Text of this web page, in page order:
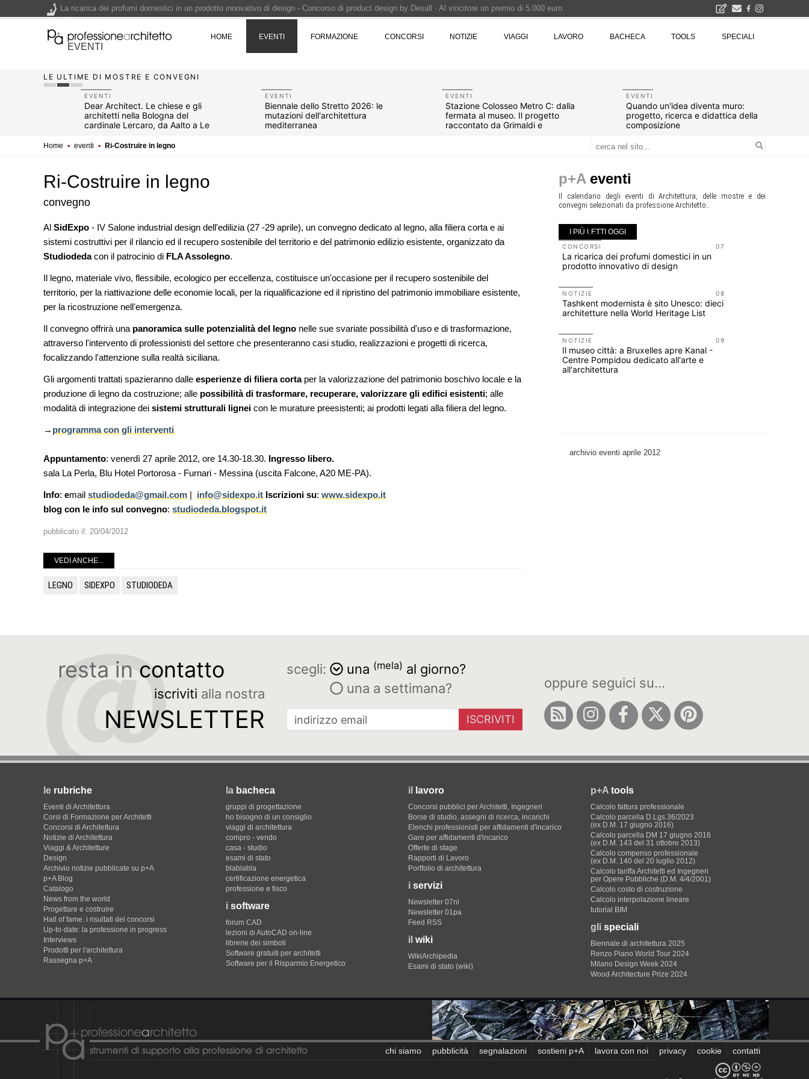
EVENTI
HOME EVENTI FORMAZIONE CONCORSI NOTIZIE VIAGGI LAVORO BACHECA TOOLS SPECIALI
LE ULTIME DI MOSTRE E CONVEGNI
EVENTI
Dear Architect. Le chiese e gli
architetti nella Bologna del
cardinale Lercaro, da Aalto a Le
Vaccaro
EVENTI
Biennale dello Stretto 2026: le
mutazioni dell'architettura
mediterranea
EVENTI
Stazione Colosseo Metro C: dalla
fermata al museo. Il progetto
raccontato da Grimaldi e
EVENTI
Quando un'idea diventa muro:
progetto, ricerca e didattica della
composizione
Home ▪ eventi ▪ Ri-Costruire in legno
Ri-Costruire in legno
convegno
Al SidExpo - IV Salone industrial design dell'edilizia (27 -29 aprile), un convegno dedicato al legno, alla filiera corta e ai
sistemi costruttivi per il rilancio ed il recupero sostenibile del territorio e del patrimonio edilizio esistente, organizzato da
Studiodedacon il patrocinio di FLA Assolegno.
Il legno, materiale vivo, flessibile, ecologico per eccellenza, costituisce un'occasione per il recupero sostenibile del
territorio, per la riattivazione delle economie locali, per la riqualificazione ed il ripristino del patrimonio immobiliare esistente,
per la ricostruzione nell'emergenza.
Il convegno offrirà una panoramica sulle potenzialità del legno nelle sue svariate possibilità d'uso e di trasformazione,
attraverso l'intervento di professionisti del settore che presenteranno casi studio, realizzazioni e progetti di ricerca,
focalizzando l'attenzione sulla realtà siciliana.
Gli argomenti trattati spazieranno dalle esperienze di filiera cortaper la valorizzazione del patrimonio boschivo locale e la
produzione di legno da costruzione; alle possibilità di trasformare, recuperare, valorizzare gli edifici esistenti; alle
modalità di integrazione dei sistemi strutturali lignei con le murature preesistenti; ai prodotti legati alla filiera del legno.
→ programma con gli interventi
Appuntamento: venerdì 27 aprile 2012, ore 14.30-18.30. Ingresso libero.
sala La Perla, Blu Hotel Portorosa - Furnari - Messina (uscita Falcone, A20 ME-PA).
Info: email studiodeda@gmail.com | info@sidexpo.it Iscrizioni su: www.sidexpo.it
blog con le info sul convegno: studiodeda.blogspot.it
pubblicato il: 20/04/2012
VEDI ANCHE...
LEGNO SIDEXPO STUDIODEDA
p+A eventi
Il calendario degli eventi di Architettura, delle mostre e dei
convegni selezionati da professione Architetto..
I PIÙ LETTI OGGI
10
è legge, le novità
11
lungo l'Italia: tre
12
è fermo
01
NOTIZIE
Il lungomare di Nicotera si tinge di giallo:
progettazione
Città Osmotiche: la rigenerazione urbana
attraverso suoli permeabili, gestione
dell'acqua e resilienza climatica
CONCORSI
Villammare
UP-TO-DATE
tirocini ed equo compenso
UP-TO-DATE
di architettura
07
CONCORSI
La ricarica dei profumi domestici in un
prodotto innovativo di design
08
NOTIZIE
Tashkent modernista è sito Unesco: dieci
architetture nella World Heritage List
09
NOTIZIE
Il museo città: a Bruxelles apre Kanal -
Centre Pompidou dedicato all'arte e
all'architettura
archivio eventi aprile 2012
resta in contatto
iscriviti alla nostra
NEWSLETTER
scegli: una (mela) al giorno?
una a settimana?
ISCRIVITI
oppure seguici su...
le rubriche
Eventi di Architettura
Corsi di Formazione per Architetti
Concorsi di Architettura
Notizie di Architettura
Viaggi & Architetture
Design
Archivio notizie pubblicate su p+A
p+A Blog
Catalogo
News from the world
Progettare e costruire
Hall of fame. i risultati dei concorsi
Up-to-date: la professione in progress
Interviews
Prodotti per l'architettura
Rassegna p+A
la bacheca
gruppi di progettazione
ho bisogno di un consiglio
viaggi di architettura
compro - vendo
casa - studio
esami di stato
blablabla
certificazione energetica
professione e fisco
i software
forum CAD
lezioni di AutoCAD on-line
librerie dei simboli
Software gratuiti per architetti
Software per il Risparmio Energetico
il lavoro
Concorsi pubblici per Architetti, Ingegneri
Borse di studio, assegni di ricerca, incarichi
Elenchi professionisti per affidamenti d'incarico
Gare per affidamenti d'incarico
Offerte di stage
Rapporti di Lavoro
Portfolio di architettura
i servizi
Newsletter 07nl
Newsletter 01pa
Feed RSS
il wiki
WikiArchipedia
Esami di stato (wiki)
p+A tools
Calcolo fattura professionale
Calcolo parcella D.Lgs.36/2023
(ex D.M. 17 giugno 2016)
Calcolo parcella DM 17 giugno 2016
(ex D.M. 143 del 31 ottobre 2013)
Calcolo compenso professionale
(ex D.M. 140 del 20 luglio 2012)
Calcolo tariffa Architetti ed Ingegneri
per Opere Pubbliche (D.M. 4/4/2001)
Calcolo costo di costruzione
Calcolo interpolazione lineare
tutorial BIM
gli speciali
Biennale di architettura 2025
Renzo Piano World Tour 2024
Milano Design Week 2024
Wood Architecture Prize 2024
chi siamo pubblicità segnalazioni sostieni p+A lavora con noi privacy cookie contatti
La ricarica dei profumi domestici in un prodotto innovativo di design - Concorso di product design by Desall · Al vincitore un premio di 5.000 euro
Il decreto infrastrutture è legge, le novità dall'anticipazione del prezzo alla Soprintendenza speciale